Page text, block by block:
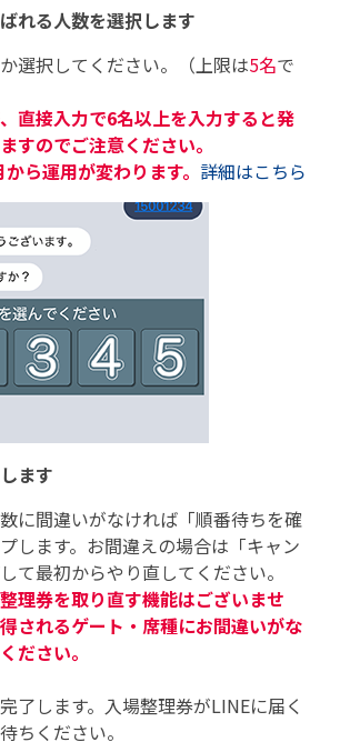
れる人数を選択します
選択してください。（上限は5名で
直接入力で6名以上を入力すると発
すのでご注意ください。
ら運用が変わります。 詳細はこちら
ます
に間違いがなければ「順番待ちを確
します。お間違えの場合は「キャン
て最初からやり直してください。
理券を取り直す機能はございませ
されるゲート・席種にお間違いがな
ださい。
了します。入場整理券がLINEに届く
ちください。